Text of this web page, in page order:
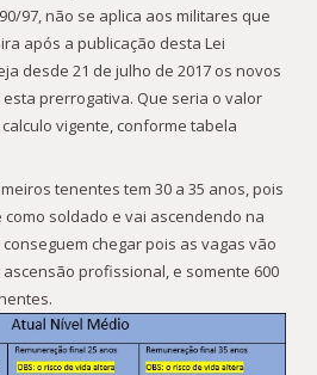
97, não se aplica aos militares que
após a publicação desta Lei
desde 21 de julho de 2017 os novos
prerrogativa. Que seria o valor
vigente, conforme tabela
tenentes tem 30 a 35 anos, pois
soldado e vai ascendendo na
chegar pois as vagas vão
profissional, e somente 600